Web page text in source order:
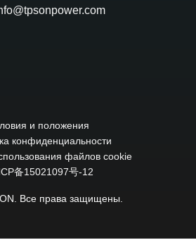
и положения
конфиденциальности
файлов cookie
备15021097号-12
Все права защищены.